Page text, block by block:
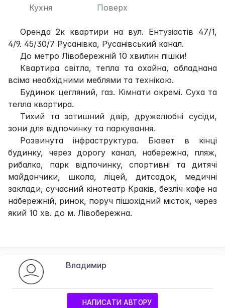
Кухня Поверх
Оренда 2к квартири на вул. Ентузіастів 47/1,
4/9. 45/30/7 Русанівка, Русанівський канал.
До метро Лівобережній 10 хвилин пішки!
Квартира світла, тепла та охайна, обладнана
всіма необхідними меблями та технікою.
Будинок цегляний, газ. Кімнати окремі. Суха та
тепла квартира.
Тихий та затишний двір, дружелюбні сусіди,
зони для відпочинку та паркування.
Розвинута інфраструктура. Бювет в кінці
будинку, через дорогу канал, набережна, пляж,
рибалка, парк відпочинку, спортивні та дитячі
майданчики, школа, ліцей, дитсадок, медичні
заклади, сучасний кінотеатр Краків, безліч кафе на
набережній, ринок, поруч пішохідний місток, через
який 10 хв. до м. Лівобережна.
Владимир
НАПИСАТИ АВТОРУ